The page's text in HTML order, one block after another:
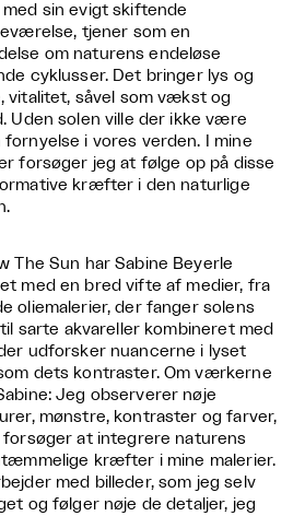
med sin evigt skiftende
tjener som en
om naturens endeløse
cyklusser. Det bringer lys og
vitalitet, såvel som vækst og
Uden solen ville der ikke være
fornyelse i vores verden. I mine
forsøger jeg at følge op på disse
kræfter i den naturlige
The Sun har Sabine Beyerle
med en bred vifte af medier, fra
oliemalerier, der fanger solens
sarte akvareller kombineret med
udforsker nuancerne i lyset
dets kontraster. Om værkerne
Jeg observerer nøje
mønstre, kontraster og farver,
forsøger at integrere naturens
kræfter i mine malerier.
med billeder, som jeg selv
og følger nøje de detaljer, jeg